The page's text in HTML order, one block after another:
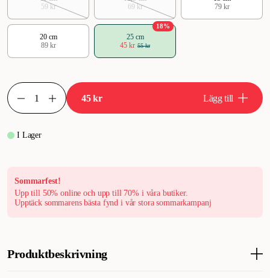
59 kr
69 kr
79 kr
20 cm
89 kr
18%
25 cm
45 kr 55 kr
45 kr Lägg till
I Lager
Sommarfest!
Upp till 50% online och upp till 70% i våra butiker.
Upptäck sommarens bästa fynd i vår stora sommarkampanj
Produktbeskrivning